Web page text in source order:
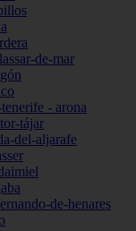
de-mar
- arona
tájar
del-aljarafe
de-henares